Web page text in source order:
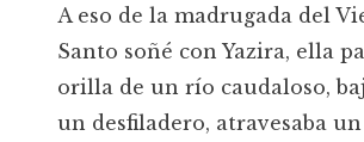
A eso de la madrugada del
Santo soñé con Yazira, ella
orilla de un río caudaloso,
un desfiladero, atravesaba un